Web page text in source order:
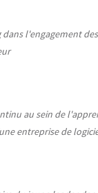
l'engagement
au sein de
entreprise de